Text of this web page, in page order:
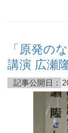
「原発の
講演 広瀬
記事公開日：